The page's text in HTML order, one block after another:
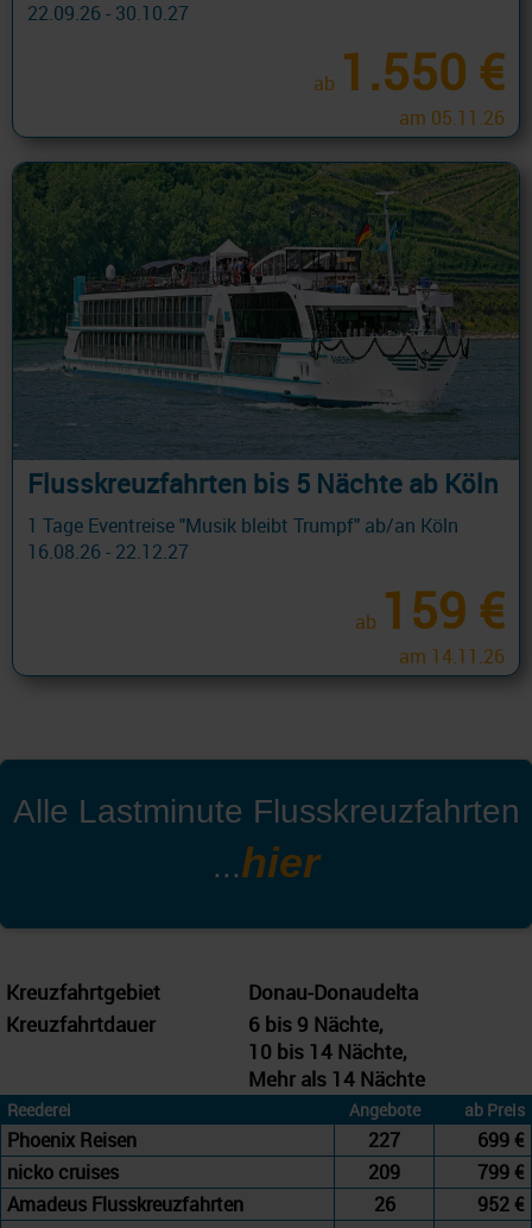
22.09.26 - 30.10.27
ab 1.550 €
am 05.11.26
Flusskreuzfahrten bis 5 Nächte ab Köln
1 Tage Eventreise "Musik bleibt Trumpf" ab/an Köln
16.08.26 - 22.12.27
ab 159 €
am 14.11.26
Alle Lastminute Flusskreuzfahrten
...hier
Kreuzfahrtgebiet
Donau-Donaudelta
Kreuzfahrtdauer
6 bis 9 Nächte,
10 bis 14 Nächte,
Mehr als 14 Nächte
Reederei Angebote ab Preis
Phoenix Reisen 227
699 €
nicko cruises
209
799 €
Amadeus Flusskreuzfahrten
26
952 €